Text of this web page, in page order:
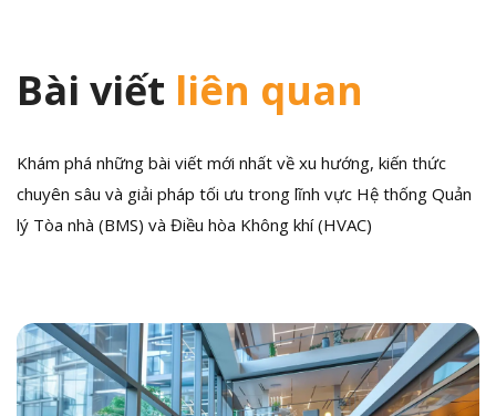
Bài viết liên quan
Khám phá những bài viết mới nhất về xu hướng, kiến thức
chuyên sâu và giải pháp tối ưu trong lĩnh vực Hệ thống Quản
lý Tòa nhà (BMS) và Điều hòa Không khí (HVAC)